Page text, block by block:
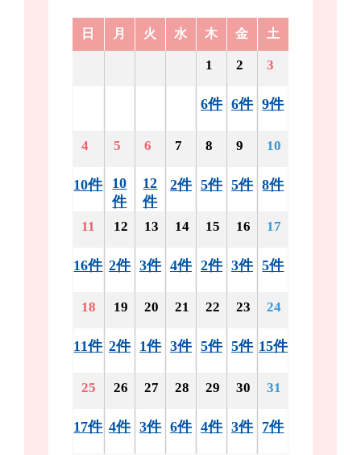
日 月 火 水 木 金 土
1
6件
2
6件
3
9件
4
10件
5
10
件
6
12
件
7
2件
8
5件
9
5件
10
8件
11
16件
12
2件
13
3件
14
4件
15
2件
16
3件
17
5件
18
11件
19
2件
20
1件
21
3件
22
5件
23
5件
24
15件
25
17件
26
4件
27
3件
28
6件
29
4件
30
3件
31
7件